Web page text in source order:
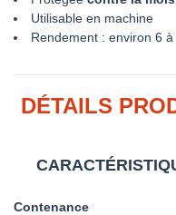
Utilisable en machine
Rendement : environ 6
DÉTAILS
Contenance